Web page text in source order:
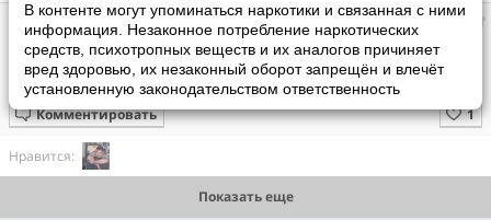
В контенте могут упоминаться наркотики и связанная с ними
информация. Незаконное потребление наркотических
средств, психотропных веществ и их аналогов причиняет
вред здоровью, их незаконный оборот запрещён и влечёт
установленную законодательством ответственность
Ирина
добавила видео
31.10.2010
SDV 0032
Комментировать
Нравится:
Показать еще